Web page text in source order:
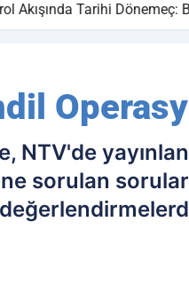
Enerji Rotası Türkiye!
NTV'de
sorulan